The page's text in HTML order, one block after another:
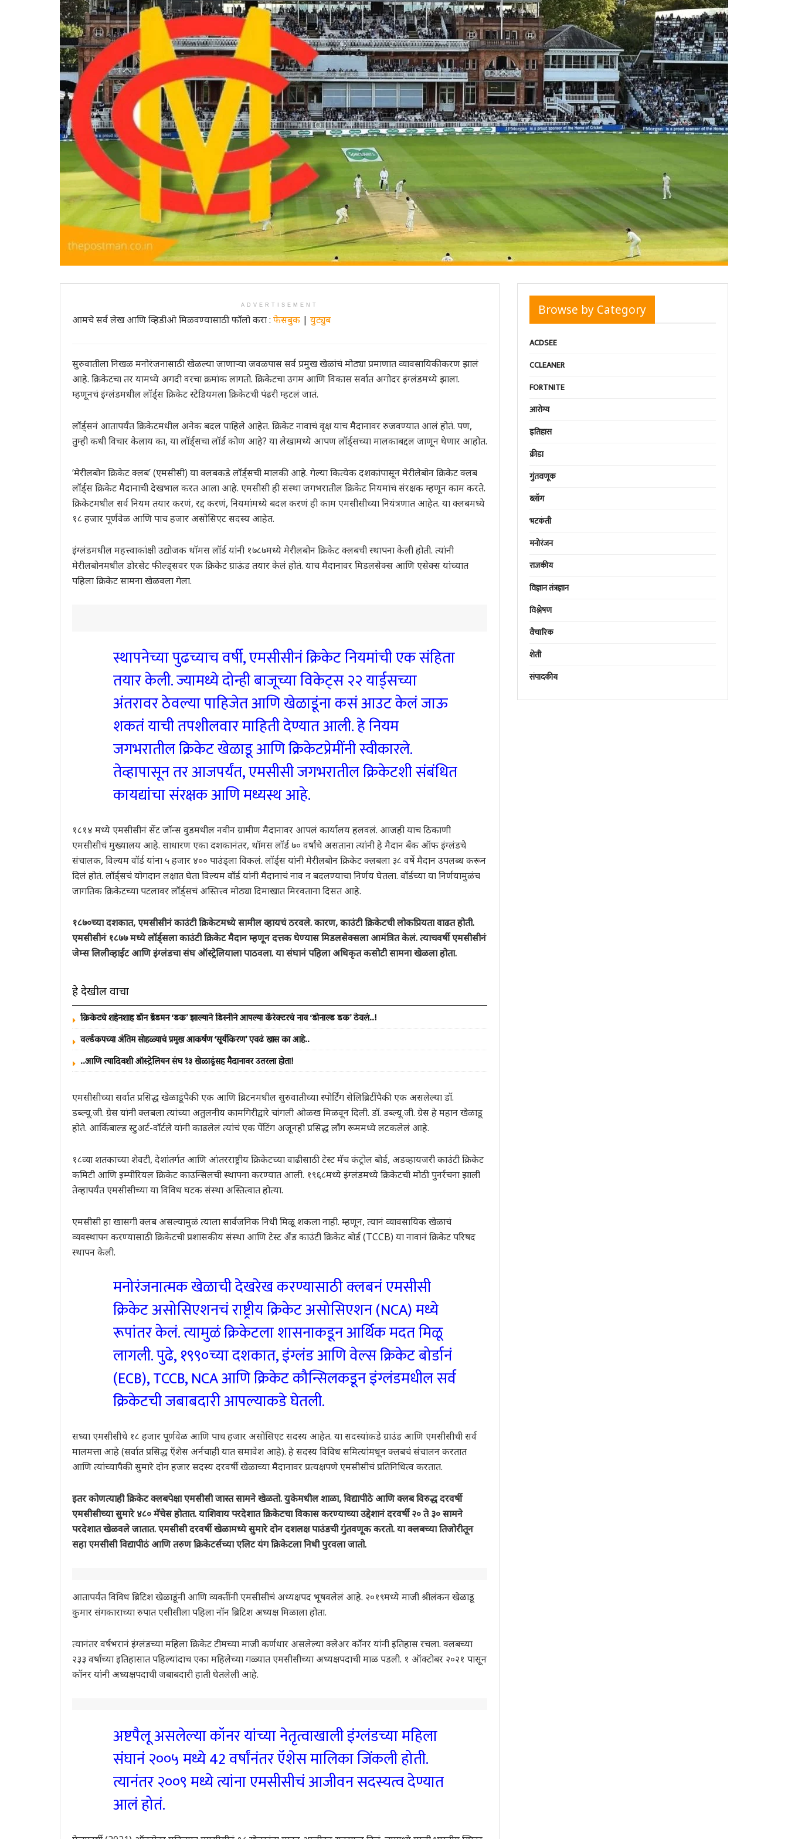
ADVERTISEMENT
आमचे सर्व लेख आणि व्हिडीओ मिळवण्यासाठी फॉलो करा : फेसबुक | युट्युब
सुरुवातीला निखळ मनोरंजनासाठी खेळल्या जाणाऱ्या जवळपास सर्व प्रमुख खेळांचं मोठ्या प्रमाणात व्यावसायिकीकरण झालं
आहे. क्रिकेटचा तर यामध्ये अगदी वरचा क्रमांक लागतो. क्रिकेटचा उगम आणि विकास सर्वात अगोदर इंग्लंडमध्ये झाला.
म्हणूनचं इंग्लंडमधील लॉर्ड्स क्रिकेट स्टेडियमला क्रिकेटची पंढरी म्हटलं जातं.
लॉर्ड्सनं आतापर्यंत क्रिकेटमधील अनेक बदल पाहिले आहेत. क्रिकेट नावाचं वृक्ष याच मैदानावर रुजवण्यात आलं होतं. पण,
तुम्ही कधी विचार केलाय का, या लॉर्ड्सचा लॉर्ड कोण आहे? या लेखामध्ये आपण लॉर्ड्सच्या मालकाबद्दल जाणून घेणार आहोत.
‘मेरीलबोन क्रिकेट क्लब’ (एमसीसी) या क्लबकडे लॉर्ड्सची मालकी आहे. गेल्या कित्येक दशकांपासून मेरीलेबोन क्रिकेट क्लब
लॉर्ड्स क्रिकेट मैदानाची देखभाल करत आला आहे. एमसीसी ही संस्था जगभरातील क्रिकेट नियमांचं संरक्षक म्हणून काम करते.
क्रिकेटमधील सर्व नियम तयार करणं, रद्द करणं, नियमांमध्ये बदल करणं ही काम एमसीसीच्या नियंत्रणात आहेत. या क्लबमध्ये
१८ हजार पूर्णवेळ आणि पाच हजार असोसिएट सदस्य आहेत.
इंग्लंडमधील महत्त्वाकांक्षी उद्योजक थॉमस लॉर्ड यांनी १७८७मध्ये मेरीलबोन क्रिकेट क्लबची स्थापना केली होती. त्यांनी
मेरीलबोनमधील डोरसेट फील्ड्सवर एक क्रिकेट ग्राऊंड तयार केलं होतं. याच मैदानावर मिडलसेक्स आणि एसेक्स यांच्यात
पहिला क्रिकेट सामना खेळवला गेला.
स्थापनेच्या पुढच्याच वर्षी, एमसीसीनं क्रिकेट नियमांची एक संहिता
तयार केली. ज्यामध्ये दोन्ही बाजूच्या विकेट्स २२ यार्ड्सच्या
अंतरावर ठेवल्या पाहिजेत आणि खेळाडूंना कसं आउट केलं जाऊ
शकतं याची तपशीलवार माहिती देण्यात आली. हे नियम
जगभरातील क्रिकेट खेळाडू आणि क्रिकेटप्रेमींनी स्वीकारले.
तेव्हापासून तर आजपर्यंत, एमसीसी जगभरातील क्रिकेटशी संबंधित
कायद्यांचा संरक्षक आणि मध्यस्थ आहे.
१८१४ मध्ये एमसीसीनं सेंट जॉन्स वुडमधील नवीन ग्रामीण मैदानावर आपलं कार्यालय हलवलं. आजही याच ठिकाणी
एमसीसीचं मुख्यालय आहे. साधारण एका दशकानंतर, थॉमस लॉर्ड ७० वर्षांचे असताना त्यांनी हे मैदान बँक ऑफ इंग्लंडचे
संचालक, विल्यम वॉर्ड यांना ५ हजार ४०० पाउंड्ला विकलं. लॉर्ड्स यांनी मेरीलबोन क्रिकेट क्लबला ३८ वर्षे मैदान उपलब्ध करून
दिलं होतं. लॉर्ड्सचं योगदान लक्षात घेता विल्यम वॉर्ड यांनी मैदानाचं नाव न बदलण्याचा निर्णय घेतला. वॉर्डच्या या निर्णयामुळंच
जागतिक क्रिकेटच्या पटलावर लॉर्ड्सचं अस्तित्त्व मोठ्या दिमाखात मिरवताना दिसत आहे.
१८७०च्या दशकात, एमसीसीनं काउंटी क्रिकेटमध्ये सामील व्हायचं ठरवले. कारण, काउंटी क्रिकेटची लोकप्रियता वाढत होती.
एमसीसीनं १८७७ मध्ये लॉर्ड्सला काउंटी क्रिकेट मैदान म्हणून दत्तक घेण्यास मिडलसेक्सला आमंत्रित केलं. त्याचवर्षी एमसीसीनं
जेम्स लिलीव्हाईट आणि इंग्लंडचा संघ ऑस्ट्रेलियाला पाठवला. या संघानं पहिला अधिकृत कसोटी सामना खेळला होता.
हे देखील वाचा
क्रिकेटचे शहेनशाह डॉन ब्रॅडमन ‘डक’ झाल्याने डिस्नीने आपल्या कॅरेक्टरचं नाव ‘डोनाल्ड डक’ ठेवलं..!
वर्ल्डकपच्या अंतिम सोहळ्याचं प्रमुख आकर्षण ‘सूर्यकिरण’ एवढं खास का आहे..
..आणि त्यादिवशी ऑस्ट्रेलियन संघ १३ खेळाडूंसह मैदानावर उतरला होता!
एमसीसीच्या सर्वात प्रसिद्ध खेळाडूंपैकी एक आणि ब्रिटनमधील सुरुवातीच्या स्पोर्टिंग सेलिब्रिटींपैकी एक असलेल्या डॉ.
डब्ल्यू.जी. ग्रेस यांनी क्लबला त्यांच्या अतुलनीय कामगिरीद्वारे चांगली ओळख मिळवून दिली. डॉ. डब्ल्यू.जी. ग्रेस हे महान खेळाडू
होते. आर्किबाल्ड स्टुअर्ट-वॉर्टले यांनी काढलेलं त्यांचं एक पेंटिंग अजूनही प्रसिद्ध लाँग रूममध्ये लटकलेलं आहे.
१८व्या शतकाच्या शेवटी, देशांतर्गत आणि आंतरराष्ट्रीय क्रिकेटच्या वाढीसाठी टेस्ट मॅच कंट्रोल बोर्ड, अडव्हायजरी काउंटी क्रिकेट
कमिटी आणि इम्पीरियल क्रिकेट काउन्सिलची स्थापना करण्यात आली. १९६८मध्ये इंग्लंडमध्ये क्रिकेटची मोठी पुनर्रचना झाली
तेव्हापर्यंत एमसीसीच्या या विविध घटक संस्था अस्तित्वात होत्या.
एमसीसी हा खासगी क्लब असल्यामुळं त्याला सार्वजनिक निधी मिळू शकला नाही. म्हणून, त्यानं व्यावसायिक खेळाचं
व्यवस्थापन करण्यासाठी क्रिकेटची प्रशासकीय संस्था आणि टेस्ट अँड काउंटी क्रिकेट बोर्ड (TCCB) या नावानं क्रिकेट परिषद
स्थापन केली.
मनोरंजनात्मक खेळाची देखरेख करण्यासाठी क्लबनं एमसीसी
क्रिकेट असोसिएशनचं राष्ट्रीय क्रिकेट असोसिएशन (NCA) मध्ये
रूपांतर केलं. त्यामुळं क्रिकेटला शासनाकडून आर्थिक मदत मिळू
लागली. पुढे, १९९०च्या दशकात, इंग्लंड आणि वेल्स क्रिकेट बोर्डानं
(ECB), TCCB, NCA आणि क्रिकेट कौन्सिलकडून इंग्लंडमधील सर्व
क्रिकेटची जबाबदारी आपल्याकडे घेतली.
सध्या एमसीसीचे १८ हजार पूर्णवेळ आणि पाच हजार असोसिएट सदस्य आहेत. या सदस्यांकडे ग्राउंड आणि एमसीसीची सर्व
मालमत्ता आहे (सर्वात प्रसिद्ध ऍशेस अर्नचाही यात समावेश आहे). हे सदस्य विविध समित्यांमधून क्लबचं संचालन करतात
आणि त्यांच्यापैकी सुमारे दोन हजार सदस्य दरवर्षी खेळाच्या मैदानावर प्रत्यक्षपणे एमसीसीचं प्रतिनिधित्व करतात.
इतर कोणत्याही क्रिकेट क्लबपेक्षा एमसीसी जास्त सामने खेळतो. युकेमधील शाळा, विद्यापीठे आणि क्लब विरुद्ध दरवर्षी
एमसीसीच्या सुमारे ४८० मॅचेस होतात. याशिवाय परदेशात क्रिकेटचा विकास करण्याच्या उद्देशानं दरवर्षी २० ते ३० सामने
परदेशात खेळवले जातात. एमसीसी दरवर्षी खेळामध्ये सुमारे दोन दशलक्ष पाउंडची गुंतवणूक करतो. या क्लबच्या तिजोरीतून
सहा एमसीसी विद्यापीठं आणि तरुण क्रिकेटर्सच्या एलिट यंग क्रिकेटला निधी पुरवला जातो.
आतापर्यंत विविध ब्रिटिश खेळाडूंनी आणि व्यक्तींनी एमसीसीचं अध्यक्षपद भूषवलेलं आहे. २०१९मध्ये माजी श्रीलंकन खेळाडू
कुमार संगकाराच्या रुपात एसीसीला पहिला नॉन ब्रिटिश अध्यक्ष मिळाला होता.
त्यानंतर वर्षभरानं इंग्लंडच्या महिला क्रिकेट टीमच्या माजी कर्णधार असलेल्या क्लेअर कॉनर यांनी इतिहास रचला. क्लबच्या
२३३ वर्षांच्या इतिहासात पहिल्यांदाच एका महिलेच्या गळ्यात एमसीसीच्या अध्यक्षपदाची माळ पडली. १ ऑक्टोबर २०२१ पासून
कॉनर यांनी अध्यक्षपदाची जबाबदारी हाती घेतलेली आहे.
अष्टपैलू असलेल्या कॉनर यांच्या नेतृत्वाखाली इंग्लंडच्या महिला
संघानं २००५ मध्ये 42 वर्षांनंतर ऍशेस मालिका जिंकली होती.
त्यानंतर २००९ मध्ये त्यांना एमसीसीचं आजीवन सदस्यत्व देण्यात
आलं होतं.
Browse by Category
ACDSEE
CCLEANER
FORTNITE
आरोग्य
इतिहास
क्रीडा
गुंतवणूक
ब्लॉग
भटकंती
मनोरंजन
राजकीय
विज्ञान तंत्रज्ञान
विश्लेषण
वैचारिक
शेती
संपादकीय